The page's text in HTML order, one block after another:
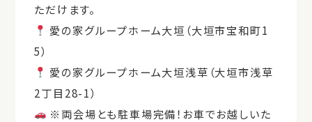
ただけます。
愛の家グループホーム大垣（大垣市宝和町1
5）
愛の家グループホーム大垣浅草（大垣市浅草
2丁目 28-1）
※両会場とも駐車場完備！お車でお越しいた